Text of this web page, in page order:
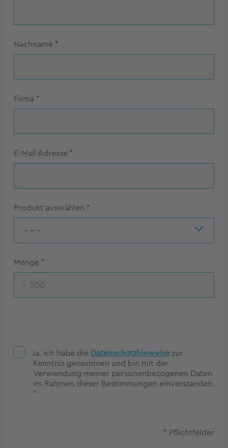
Nachname *
Firma *
E-Mail Adresse *
Produkt auswählen *
- - -
Menge *
Ja, ich habe die Datenschutzhinweise zur
Kenntnis genommen und bin mit der
Verwendung meiner personenbezogenen Daten
im Rahmen dieser Bestimmungen einverstanden.
*
* Pflichtfelder